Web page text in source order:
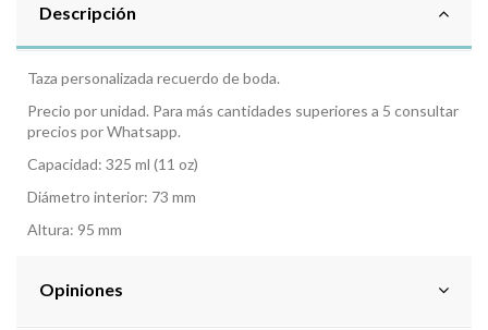
Descripción
Taza personalizada recuerdo de boda.
Precio por unidad. Para más cantidades superiores a 5 consultar
precios por Whatsapp.
Capacidad: 325 ml (11 oz)
Diámetro interior: 73 mm
Altura: 95 mm
Opiniones